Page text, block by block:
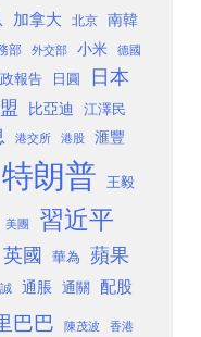
加拿大 北京
南韓
部 外交部 小米 德國
報告 日圓 日本
比亞迪 江澤民
港交所 港股 滙豐
特朗普 王毅
美團 習近平
英國 華為 蘋果
通脹 通關 配股
巴巴 陳茂波 香港